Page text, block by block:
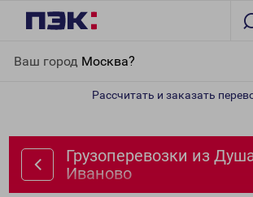
Ваш город Москва?
Рассчитать и заказать
Грузоперевозки из
Иваново